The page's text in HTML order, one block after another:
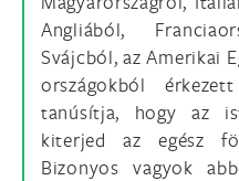
Angliából,
Svájcból, az Amerikai
országokból
tanúsítja, hogy az
kiterjed az egész
Bizonyos vagyok